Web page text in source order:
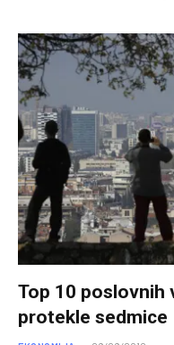
Top 10 poslovnih
protekle sedmice